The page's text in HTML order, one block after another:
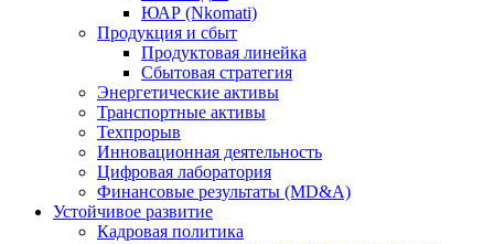
ЮАР (Nkomati)
Продукция и сбыт
Продуктовая линейка
Сбытовая стратегия
Энергетические активы
Транспортные активы
Техпрорыв
Инновационная деятельность
Цифровая лаборатория
Финансовые результаты (MD&A)
Устойчивое развитие
Кадровая политика